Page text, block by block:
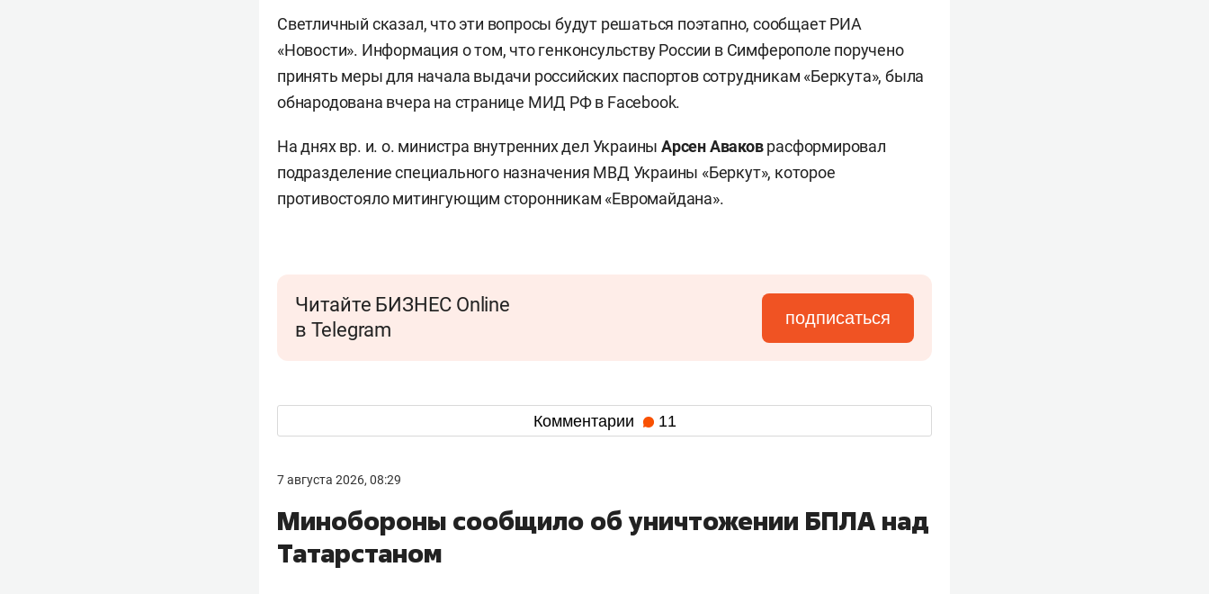
Светличный сказал, что эти вопросы будут решаться поэтапно, сообщает РИА
«Новости». Информация о том, что генконсульству России в Симферополе поручено
принять меры для начала выдачи российских паспортов сотрудникам «Беркута», была
обнародована вчера на странице МИД РФ в Facebook.
На днях вр. и. о. министра внутренних дел Украины Арсен Аваковрасформировал
подразделение специального назначения МВД Украины «Беркут», которое
противостояло митингующим сторонникам «Евромайдана».
Читайте БИЗНЕС Online
в Telegram
подписаться
Комментарии 11
7 августа 2026, 08:29
Минобороны сообщило об уничтожении БПЛА над
Татарстаном